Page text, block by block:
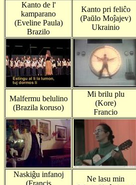
Kanto de l'
kamparano
(Eveline Paula)
Brazilo
Kanto pri feliĉo
(Paŭlo Moĵajev)
Ukrainio
Malfermu belulino
(Brazila koruso)
Mi brilu plu
(Kore)
Francio
Naskiĝu infanoj
(Francis
Ne lasu min